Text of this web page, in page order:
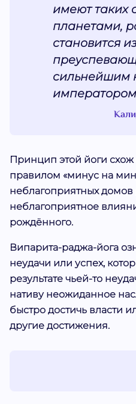
имеют таких
планетами,
становится
сильнейшим
Принцип этой йоги
правилом «минус на
неблагоприятных
неблагоприятное
рождённого.
Випарита-раджа-йога
неудачи или успех,
результате чьей-то
нативу неожиданное
быстро достичь власти
другие достижения.